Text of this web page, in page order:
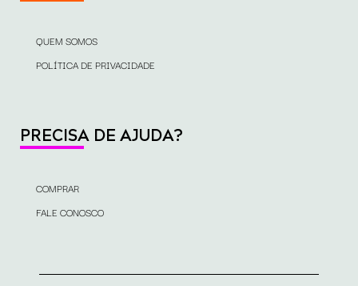
QUEM SOMOS
POLÍTICA DE PRIVACIDADE
PRECISA DE AJUDA?
COMPRAR
FALE CONOSCO